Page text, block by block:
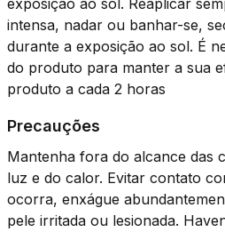
exposição ao sol. Reaplicar
intensa, nadar ou banhar-se,
durante a exposição ao sol. É
do produto para manter a sua
produto a cada 2 horas
Precauções
Mantenha fora do alcance das
luz e do calor. Evitar contato
ocorra, enxágue
pele irritada ou lesionada.